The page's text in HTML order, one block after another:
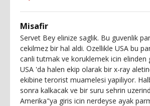
Misafir
Servet Bey elinize saglik. Bu guvenlik
cekilmez bir hal aldi. Ozellikle USA bu
canli tutmak ve koruklemek icin elinden
USA 'da halen ekip olarak bir x-ray
ekibine terorist muamelesi yapiliyor.
sonra kalkacak ve bir suru sehrin
Amerika"ya giris icin nerdeyse ayak